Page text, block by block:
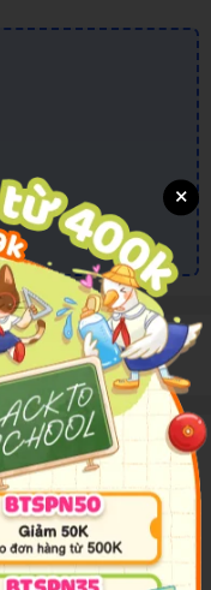
cuộc phiêu lưu của
bên trong! Các bé
cách dùng ngón tay
×